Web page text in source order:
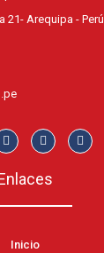
21- Arequipa - Perú
Inicio